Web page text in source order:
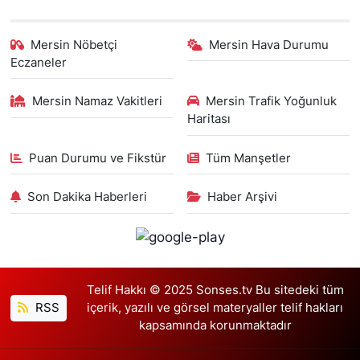
Mersin Nöbetçi
Eczaneler
Mersin Hava Durumu
Mersin Namaz Vakitleri
Mersin Trafik Yoğunluk
Haritası
Puan Durumu ve Fikstür Tüm Manşetler
Son Dakika Haberleri Haber Arşivi
RSS
Telif Hakkı © 2025 Sonses.tv Bu sitedeki tüm
içerik, yazılı ve görsel materyaller telif hakları
kapsamında korunmaktadır